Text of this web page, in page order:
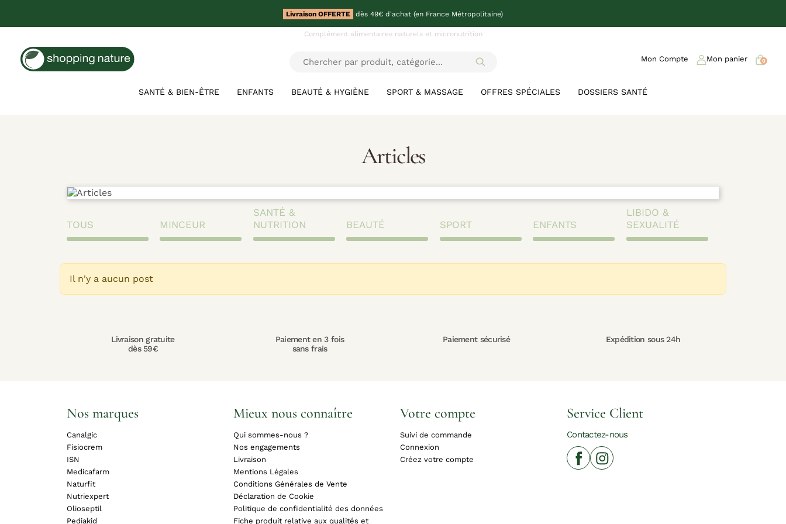
Livraison OFFERTE dès 49€ d'achat (en France Métropolitaine)
Complément alimentaires naturels et micronutrition
SANTÉ & BIEN-ÊTRE ENFANTS BEAUTÉ & HYGIÈNE SPORT & MASSAGE OFFRES SPÉCIALES DOSSIERS SANTÉ
Mon Compte Mon panier 0
Articles
TOUS MINCEUR
SANTÉ &
NUTRITION
BEAUTÉ SPORT ENFANTS
LIBIDO &
SEXUALITÉ
Il n'y a aucun post
Livraison gratuite
dès 59€
Paiement en 3 fois
sans frais
Paiement sécurisé Expédition sous 24h
Nos marques
Canalgic
Fisiocrem
ISN
Medicafarm
Naturfit
Nutriexpert
Olioseptil
Pediakid
Mieux nous connaître
Qui sommes-nous ?
Nos engagements
Livraison
Mentions Légales
Conditions Générales de Vente
Déclaration de Cookie
Politique de confidentialité des données
Fiche produit relative aux qualités et
Votre compte
Suivi de commande
Connexion
Créez votre compte
Service Client
Contactez-nous